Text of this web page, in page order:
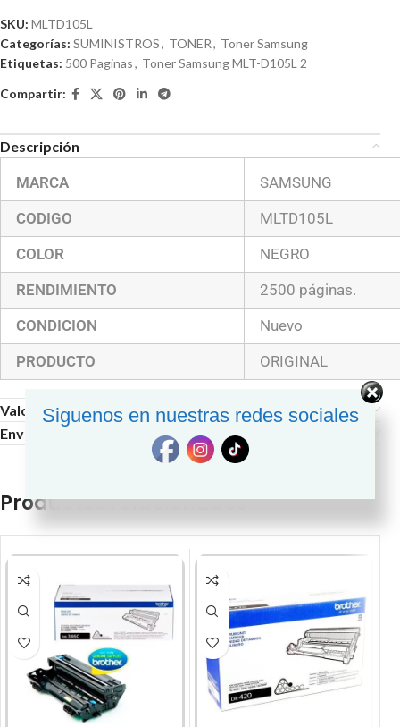
SKU: MLTD105L
Categorías: SUMINISTROS, TONER, Toner Samsung
Etiquetas: 500 Paginas, Toner Samsung MLT-D105L 2
Compartir:
Descripción
MARCA SAMSUNG
CODIGO MLTD105L
COLOR NEGRO
RENDIMIENTO 2500 páginas.
CONDICION Nuevo
PRODUCTO ORIGINAL
Valoraciones (0)
Envío y Entrega
Productos relacionados
Siguenos en nuestras redes sociales